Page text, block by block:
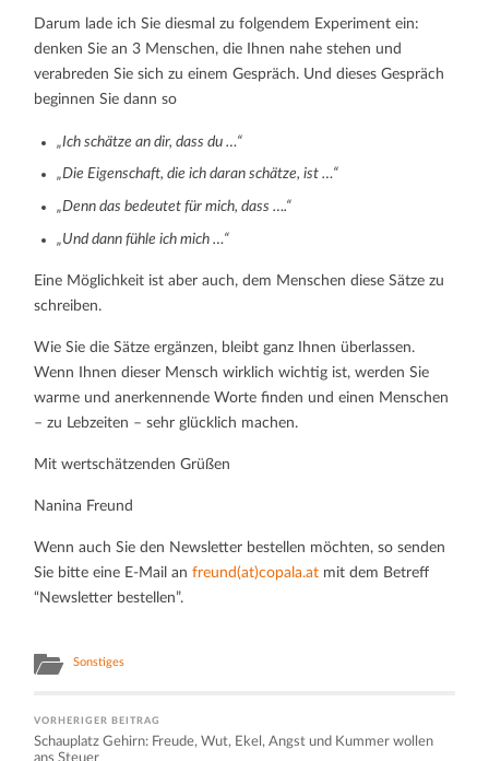
Darum lade ich Sie diesmal zu folgendem Experiment ein:
denken Sie an 3 Menschen, die Ihnen nahe stehen und
verabreden Sie sich zu einem Gespräch. Und dieses Gespräch
beginnen Sie dann so
„Ich schätze an dir, dass du …“
„Die Eigenschaft, die ich daran schätze, ist …“
„Denn das bedeutet für mich, dass ….“
„Und dann fühle ich mich …“
Eine Möglichkeit ist aber auch, dem Menschen diese Sätze zu
schreiben.
Wie Sie die Sätze ergänzen, bleibt ganz Ihnen überlassen.
Wenn Ihnen dieser Mensch wirklich wichtig ist, werden Sie
warme und anerkennende Worte finden und einen Menschen
– zu Lebzeiten – sehr glücklich machen.
Mit wertschätzenden Grüßen
Nanina Freund
Wenn auch Sie den Newsletter bestellen möchten, so senden
Sie bitte eine E-Mail anfreund(at)copala.at mit dem Betreff
“Newsletter bestellen”.
Sonstiges
VORHERIGER BEITRAG
Schauplatz Gehirn: Freude, Wut, Ekel, Angst und Kummer wollen
ans Steuer